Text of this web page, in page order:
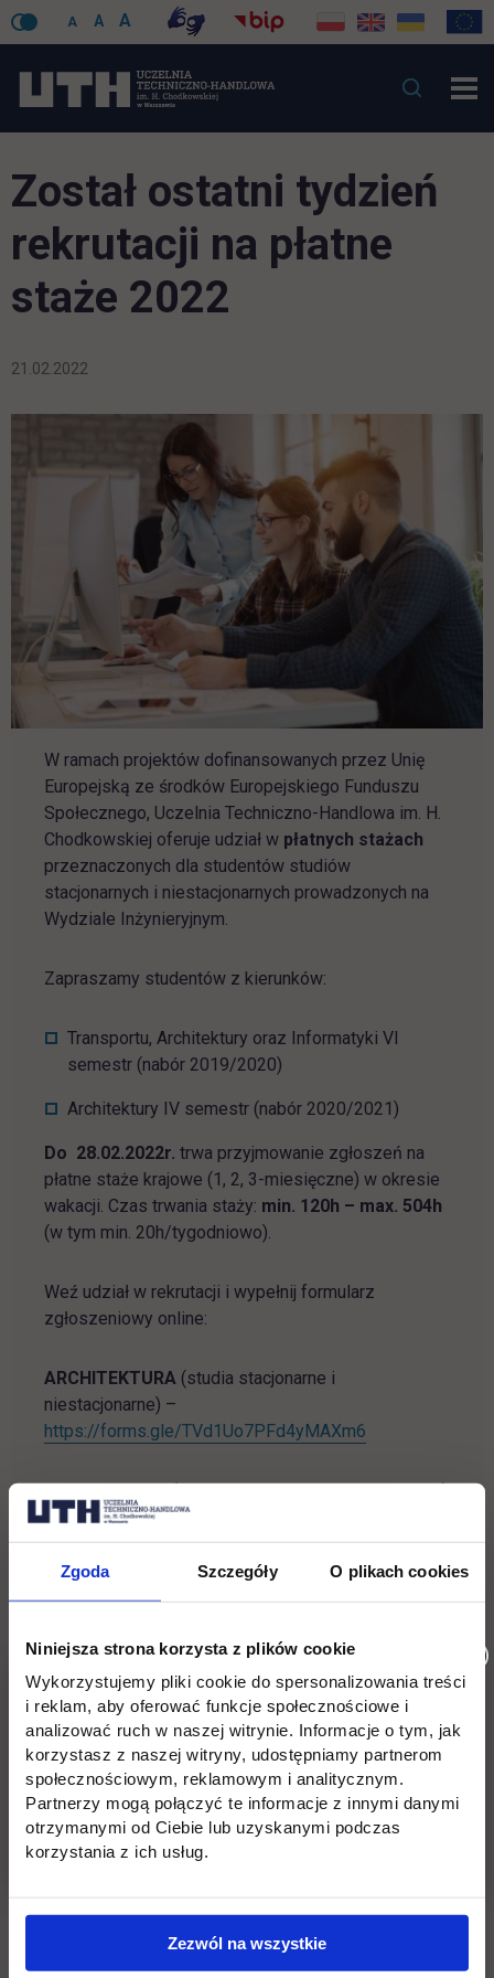
Zgoda Szczegóły O plikach cookies
Niniejsza strona korzysta z plików cookie
Wykorzystujemy pliki cookie do spersonalizowania treści
i reklam, aby oferować funkcje społecznościowe i
analizować ruch w naszej witrynie. Informacje o tym, jak
korzystasz z naszej witryny, udostępniamy partnerom
społecznościowym, reklamowym i analitycznym.
Partnerzy mogą połączyć te informacje z innymi danymi
otrzymanymi od Ciebie lub uzyskanymi podczas
korzystania z ich usług.
Zezwól na wszystkie
A A A
Został ostatni tydzień
rekrutacji na płatne
staże 2022
21.02.2022
W ramach projektów dofinansowanych przez Unię
Europejską ze środków Europejskiego Funduszu
Społecznego, Uczelnia Techniczno-Handlowa im. H.
Chodkowskiej oferuje udział w płatnych stażach
przeznaczonych dla studentów studiów
stacjonarnych i niestacjonarnych prowadzonych na
Wydziale Inżynieryjnym.
Zapraszamy studentów z kierunków:
Transportu, Architektury oraz Informatyki VI
semestr (nabór 2019/2020)
Architektury IV semestr (nabór 2020/2021)
Do 28.02.2022r. trwa przyjmowanie zgłoszeń na
płatne staże krajowe (1, 2, 3-miesięczne) w okresie
wakacji. Czas trwania staży: min. 120h – max. 504h
(w tym min. 20h/tygodniowo).
Weź udział w rekrutacji i wypełnij formularz
zgłoszeniowy online:
ARCHITEKTURA (studia stacjonarne i
niestacjonarne) –
https://forms.gle/TVd1Uo7PFd4yMAXm6
INFORMATYKA(studia stacjonarne i niestacjonarne)
– https://forms.gle/y51fKH2E6WYoNkMU8
TRANSPORT
(studia stacjonarne i niestacjonarne) –
https://forms.gle/SUvv1za95m4mxUCW7link otwiera się
lub wypełnij formularz w pokoju 11 - Kampus
Jagiellońska w terminach: poniedziałek-piątek, w
godz. 9:00 - 15:00
Po wypełnieniu formularza online, prześlij
adres e-mail: staze.wi@uth.edu.pl
Więcej informacji znajdziesz tutaj: :
ue/projekty-realizowane/uth-3-0-przez-rozwoj-do-